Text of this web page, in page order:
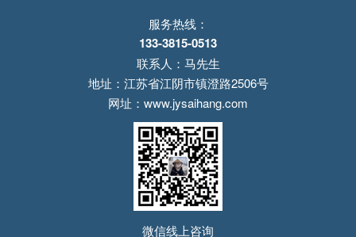
服务热线：
133-3815-0513
联系人：马先生
地址：江苏省江阴市镇澄路2506号
网址：www.jysaihang.com
微信线上咨询